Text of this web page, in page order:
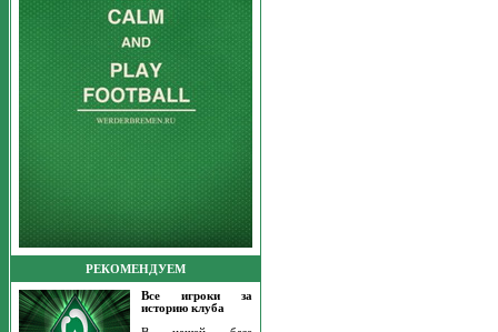
РЕКОМЕНДУЕМ
Все игроки за
историю клуба